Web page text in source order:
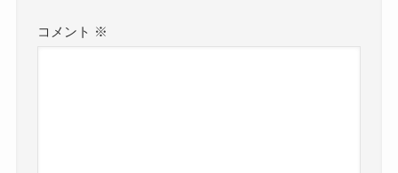
コメント ※